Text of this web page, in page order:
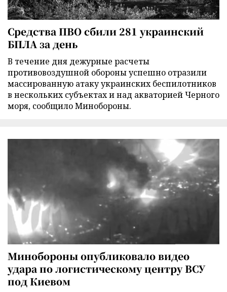
Средства ПВО сбили 281 украинский
БПЛА за день
В течение дня дежурные расчеты
противовоздушной обороны успешно отразили
массированную атаку украинских беспилотников
в нескольких субъектах и над акваторией Черного
моря, сообщило Минобороны.
Минобороны опубликовало видео
удара по логистическому центру ВСУ
под Киевом